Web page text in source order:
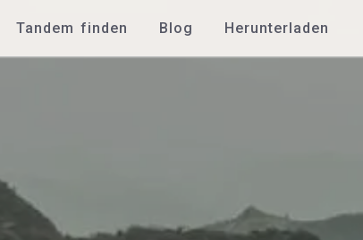
Tandem finden Blog Herunterladen